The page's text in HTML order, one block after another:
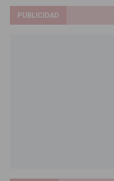
PUBLICIDAD